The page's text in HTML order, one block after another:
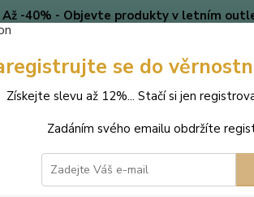
Až -40% - Objevte produkty v letním
🎄 VÁNOCE Blog
se do
Získejte slevu až 12%... Stačí si jen
Zadáním svého emailu obdržíte